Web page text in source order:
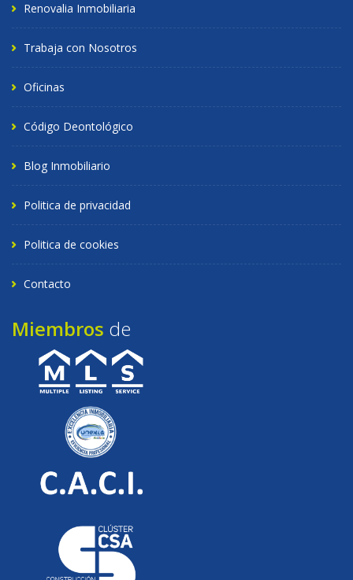
Renovalia Inmobiliaria
Trabaja con Nosotros
Oficinas
Código Deontológico
Blog Inmobiliario
Politica de privacidad
Politica de cookies
Contacto
Miembros de